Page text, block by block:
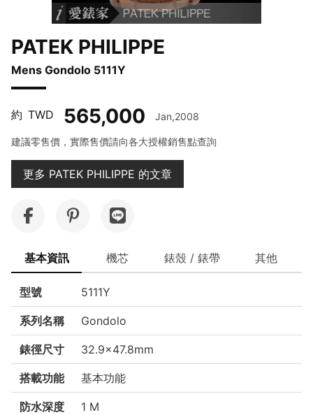
PATEK PHILIPPE
Mens Gondolo 5111Y
約 TWD 565,000 Jan,2008
建議零售價，實際售價請向各大授權銷售點查詢
更多 PATEK PHILIPPE 的文章
基本資訊 機芯 錶殼 / 錶帶 其他
型號 5111Y
系列名稱 Gondolo
錶徑尺寸 32.9×47.8mm
搭載功能 基本功能
防水深度 1 M